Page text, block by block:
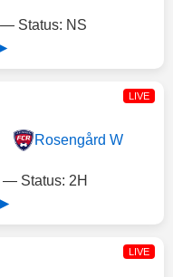
Status: NS
LIVE
Rosengård W
— Status: 2H
LIVE